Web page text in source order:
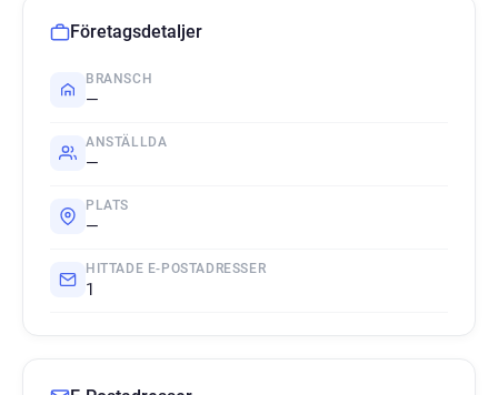
Företagsdetaljer
BRANSCH
—
ANSTÄLLDA
—
PLATS
—
HITTADE E-POSTADRESSER
1